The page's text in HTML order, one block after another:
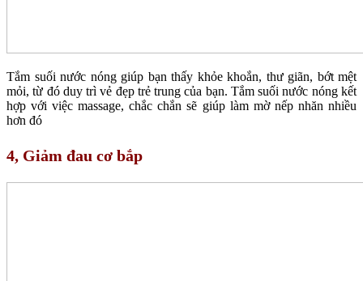
Tắm suối nước nóng giúp bạn thấy khỏe khoắn, thư giãn, bớt mệt
mỏi, từ đó duy trì vẻ đẹp trẻ trung của bạn. Tắm suối nước nóng kết
hợp với việc massage, chắc chắn sẽ giúp làm mờ nếp nhăn nhiều
hơn đó
4, Giảm đau cơ bắp